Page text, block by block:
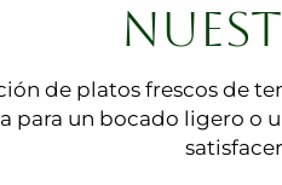
de platos frescos de
para un bocado ligero